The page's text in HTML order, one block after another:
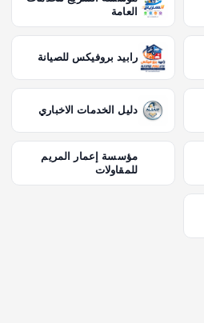
العامة
رابيد بروفيكس للصيانة
دليل الخدمات الاخباري
مؤسسة إعمار المريم
للمقاولات